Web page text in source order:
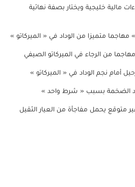
مالية خليجية ويختار بصفة نهائية
مهاجما متميزا من الوداد في « الميركاتو »
من الرجاء في الميركاتو الصيفي
أمام نجم الوداد في « الميركاتو »
الضخمة بسبب « شرط واحد »
متوقع يحمل مفاجأة من العيار الثقيل